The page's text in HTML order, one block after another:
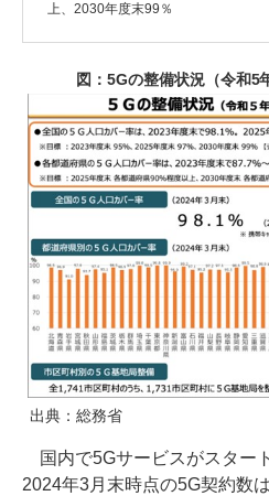
上、2030年度末99％
図：5Gの整備状況（令和5
出典：総務省
国内で5Gサービスがスター
2024年3月末時点の5G契約数